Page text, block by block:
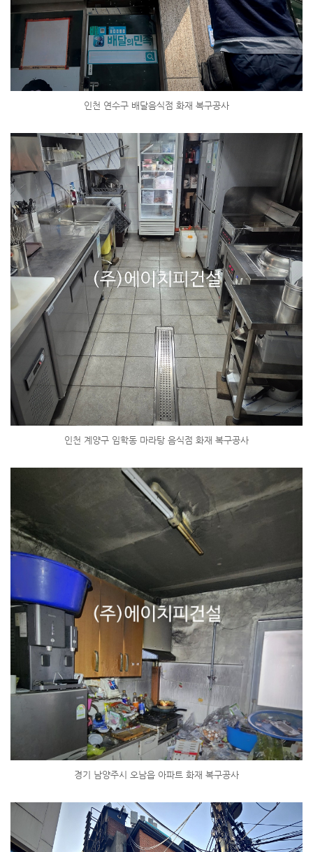
인천 연수구 배달음식점 화재 복구공사
인천 계양구 임학동 마라탕 음식점 화재 복구공사
경기 남양주시 오남읍 아파트 화재 복구공사